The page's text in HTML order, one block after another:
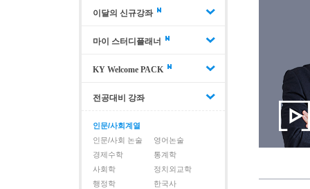
이달의 신규강좌
마이 스터디플래너
KY Welcome PACK
전공대비 강좌
인문/사회계열
인문/사회 논술
영어논술
경제수학
통계학
사회학
정치외교학
행정학
한국사